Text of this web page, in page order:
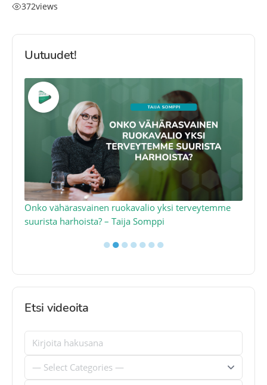
372views
Uutuudet!
Onko vähärasvainen ruokavalio yksi terveytemme
suurista harhoista? – Taija Somppi
●●●●●●●
Etsi videoita